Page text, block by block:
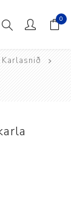
0
Karlasnið